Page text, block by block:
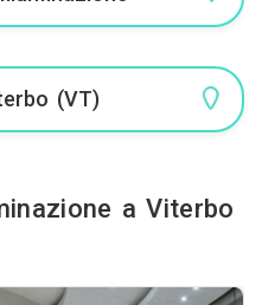
a Viterbo